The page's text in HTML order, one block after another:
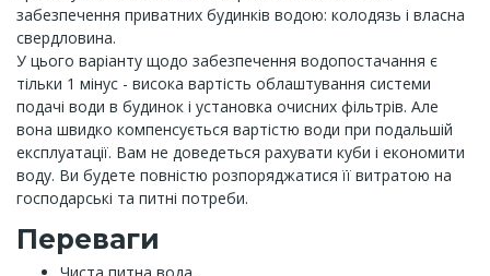
забезпечення приватних будинків водою: колодязь і власна
свердловина.
У цього варіанту щодо забезпечення водопостачання є
тільки 1 мінус - висока вартість облаштування системи
подачі води в будинок і установка очисних фільтрів. Але
вона швидко компенсується вартістю води при подальшій
експлуатації. Вам не доведеться рахувати куби і економити
воду. Ви будете повністю розпоряджатися її витратою на
господарські та питні потреби.
Переваги